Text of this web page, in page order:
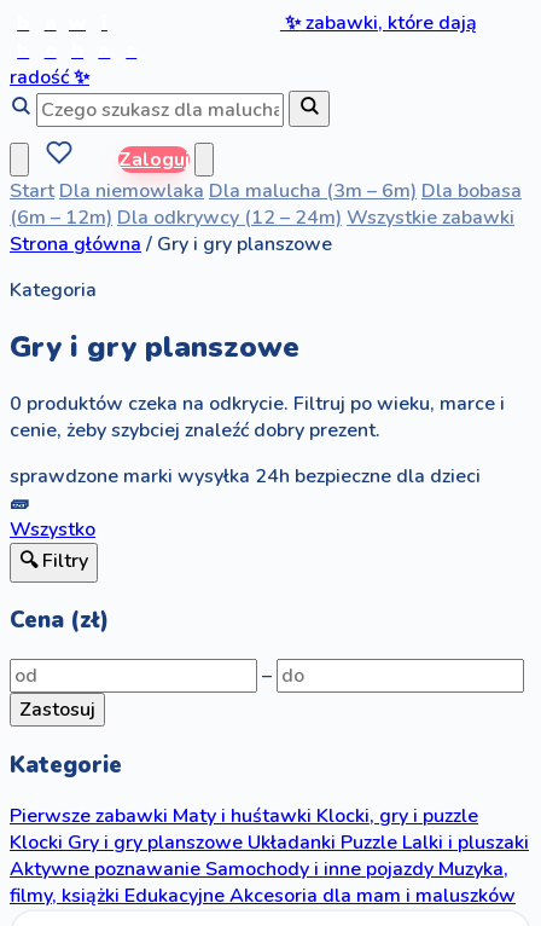
✨zabawki, które dają
radość✨
Zaloguj
Start Dla niemowlaka Dla malucha (3m – 6m) Dla bobasa
(6m – 12m) Dla odkrywcy (12 – 24m) Wszystkie zabawki
Strona główna / Gry i gry planszowe
Kategoria
Gry i gry planszowe
0 produktów czeka na odkrycie. Filtruj po wieku, marce i
cenie, żeby szybciej znaleźć dobry prezent.
sprawdzone marki wysyłka 24h bezpieczne dla dzieci
🧱
Wszystko
🔍 Filtry
Cena (zł)
–
Zastosuj
Kategorie
Pierwsze zabawkiMaty i huśtawkiKlocki, gry i puzzle
KlockiGry i gry planszoweUkładankiPuzzleLalki i pluszaki
Aktywne poznawanieSamochody i inne pojazdyMuzyka,
filmy, książkiEdukacyjneAkcesoria dla mam i maluszków